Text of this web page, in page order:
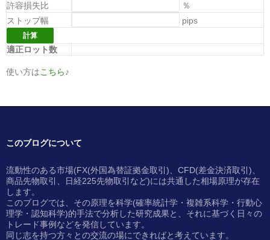
許容損失比
％
ストップ幅
pips
適正ロット数
使い方はこちら♪
このブログについて
流動性のある市場(FX(外国為替証拠金取引)、CFD(差金決済取引)、
商品先物取引、日経225先物取引など)には共通した相場原理が存在
します。
このブログでは、その原理を科学(確率統計学・複雑系科学・行動心
理学・認知科学)的手法で分析した研究成果と、それに基づく日々の
トレード事例などを発信しています。
同じ志を持つ方々との交流の場にできればと考えています。